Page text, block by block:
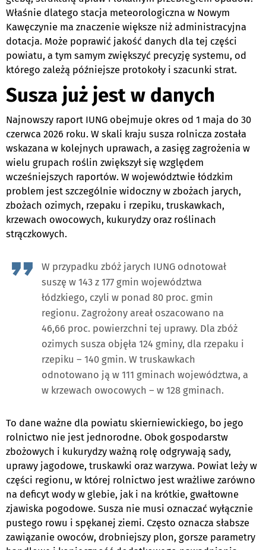
Właśnie dlatego stacja meteorologiczna w Nowym
Kawęczynie ma znaczenie większe niż administracyjna
dotacja. Może poprawić jakość danych dla tej części
powiatu, a tym samym zwiększyć precyzję systemu, od
którego zależą późniejsze protokoły i szacunki strat.
Susza już jest w danych
Najnowszy raport IUNG obejmuje okres od 1 maja do 30
czerwca 2026 roku. W skali kraju susza rolnicza została
wskazana w kolejnych uprawach, a zasięg zagrożenia w
wielu grupach roślin zwiększył się względem
wcześniejszych raportów. W województwie łódzkim
problem jest szczególnie widoczny w zbożach jarych,
zbożach ozimych, rzepaku i rzepiku, truskawkach,
krzewach owocowych, kukurydzy oraz roślinach
strączkowych.
W przypadku zbóż jarych IUNG odnotował
suszę w 143 z 177 gmin województwa
łódzkiego, czyli w ponad 80 proc. gmin
regionu. Zagrożony areał oszacowano na
46,66 proc. powierzchni tej uprawy. Dla zbóż
ozimych susza objęła 124 gminy, dla rzepaku i
rzepiku – 140 gmin. W truskawkach
odnotowano ją w 111 gminach województwa, a
w krzewach owocowych – w 128 gminach.
To dane ważne dla powiatu skierniewickiego, bo jego
rolnictwo nie jest jednorodne. Obok gospodarstw
zbożowych i kukurydzy ważną rolę odgrywają sady,
uprawy jagodowe, truskawki oraz warzywa. Powiat leży w
części regionu, w której rolnictwo jest wrażliwe zarówno
na deficyt wody w glebie, jak i na krótkie, gwałtowne
zjawiska pogodowe. Susza nie musi oznaczać wyłącznie
pustego rowu i spękanej ziemi. Często oznacza słabsze
zawiązanie owoców, drobniejszy plon, gorsze parametry